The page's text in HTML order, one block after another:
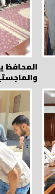
المحافظ